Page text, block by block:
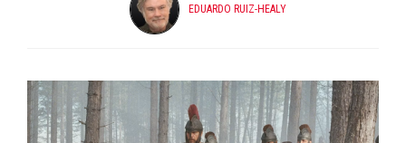
EDUARDO RUIZ-HEALY